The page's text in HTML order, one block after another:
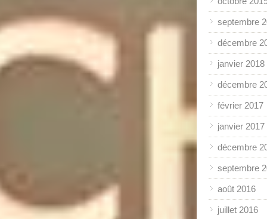
septembre
décembre
janvier 2018
décembre
février 2017
janvier 2017
décembre
septembre
août 2016
juillet 2016